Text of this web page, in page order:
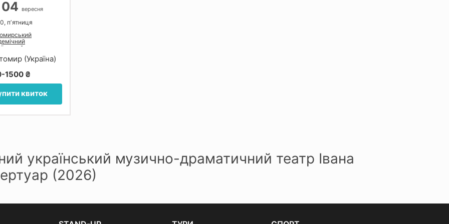
04 вересня
пʼятниця
музично-
театр Івана
(Україна)
1500 ₴
квиток
український музично-драматичний театр Івана
(2026)